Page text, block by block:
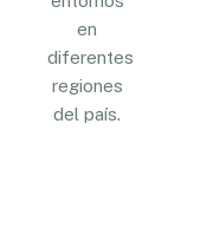
en
diferentes
regiones
del país.